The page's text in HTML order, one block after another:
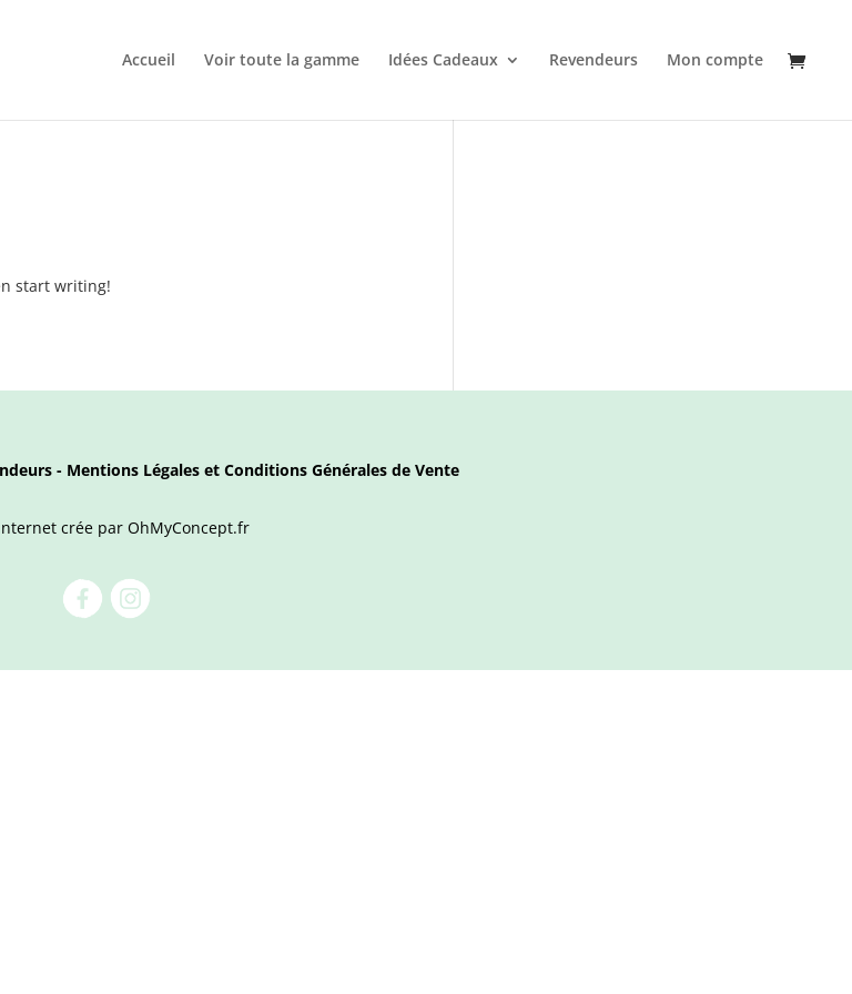
Accueil Voir toute la gamme Idées Cadeaux Revendeurs Mon compte
start writing!
- Mentions Légales et Conditions Générales de Vente
crée par OhMyConcept.fr